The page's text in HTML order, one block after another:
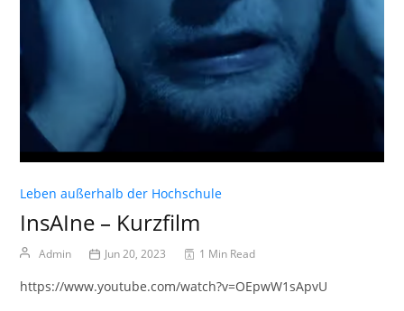
Leben außerhalb der Hochschule
InsAIne – Kurzfilm
Admin Jun 20, 2023 1 Min Read
https://www.youtube.com/watch?v=OEpwW1sApvU